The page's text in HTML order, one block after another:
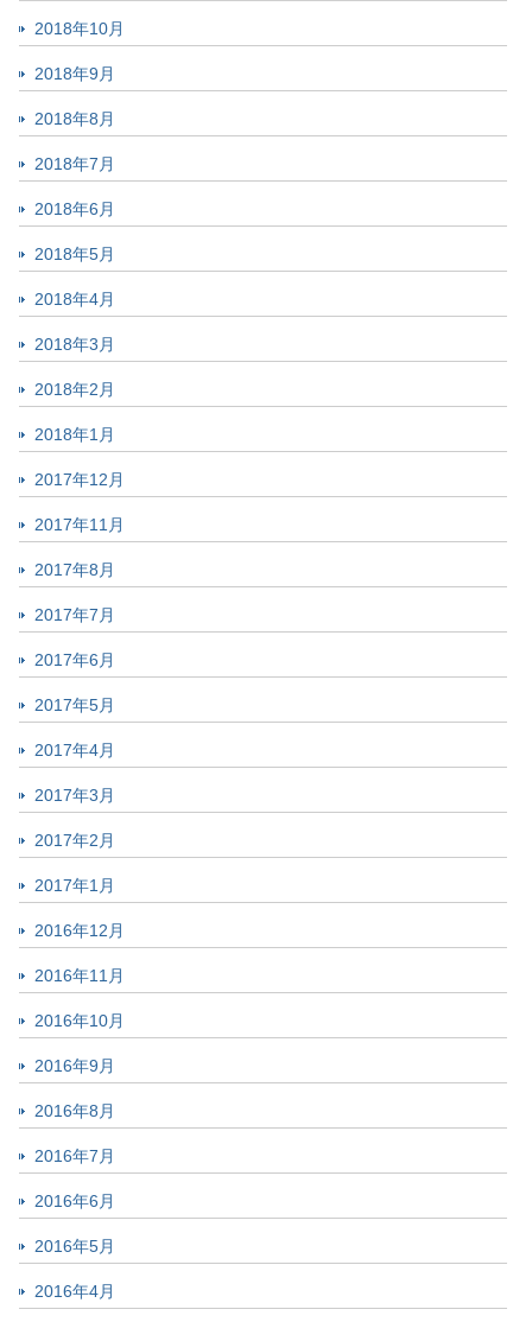
2018年10月
2018年9月
2018年8月
2018年7月
2018年6月
2018年5月
2018年4月
2018年3月
2018年2月
2018年1月
2017年12月
2017年11月
2017年8月
2017年7月
2017年6月
2017年5月
2017年4月
2017年3月
2017年2月
2017年1月
2016年12月
2016年11月
2016年10月
2016年9月
2016年8月
2016年7月
2016年6月
2016年5月
2016年4月